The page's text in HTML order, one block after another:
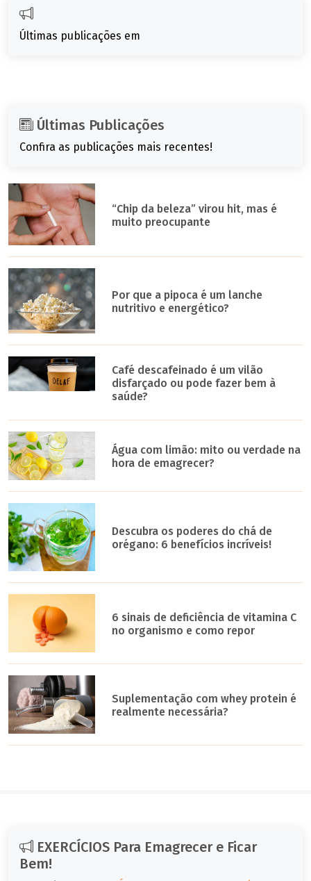
Últimas publicações em
Últimas Publicações
Confira as publicações mais recentes!
“Chip da beleza” virou hit, mas é
muito preocupante
Por que a pipoca é um lanche
nutritivo e energético?
Café descafeinado é um vilão
disfarçado ou pode fazer bem à
saúde?
Água com limão: mito ou verdade na
hora de emagrecer?
Descubra os poderes do chá de
orégano: 6 benefícios incríveis!
6 sinais de deficiência de vitamina C
no organismo e como repor
Suplementação com whey protein é
realmente necessária?
EXERCÍCIOS Para Emagrecer e Ficar
Bem!